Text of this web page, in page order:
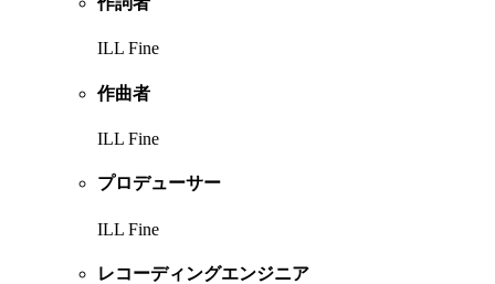
ILL Fine
作曲者
ILL Fine
プロデューサー
ILL Fine
レコーディングエンジニア